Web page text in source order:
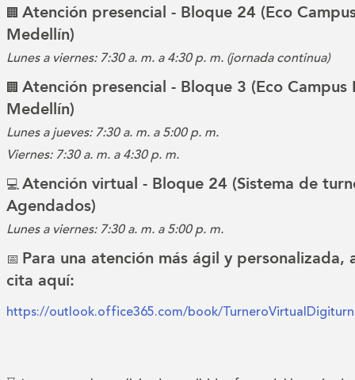
🏢 Atención presencial - Bloque 24 (Eco
Medellín)
Lunes a viernes: 7:30 a. m. a 4:30 p. m. (jornada continua)
🏢 Atención presencial - Bloque 3 (Eco Campus
Medellín)
Lunes a jueves: 7:30 a. m. a 5:00 p. m.
Viernes: 7:30 a. m. a 4:30 p. m.
💻Atención virtual - Bloque 24 (Sistema de
Agendados)
Lunes a viernes: 7:30 a. m. a 5:00 p. m.
📅 Para una atención más ágil y personalizada,
cita aquí:
https://outlook.office365.com/book/